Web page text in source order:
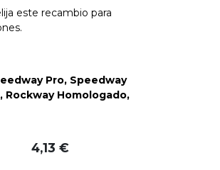
este recambio para
Pro, Speedway
Rockway Homologado,
4,13 €